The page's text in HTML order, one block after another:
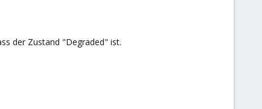
der Zustand "Degraded" ist.